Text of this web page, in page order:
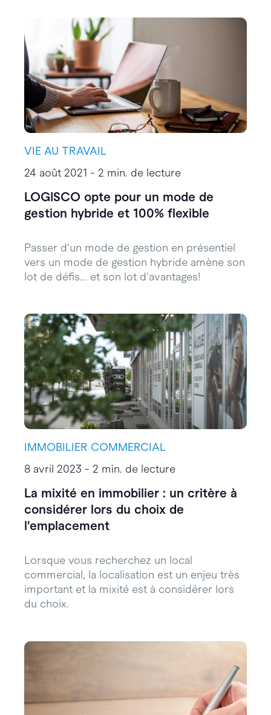
VIE AU TRAVAIL
24 août 2021 - 2 min. de lecture
LOGISCO opte pour un mode de
gestion hybride et 100% flexible
Passer d'un mode de gestion en présentiel
vers un mode de gestion hybride amène son
lot de défis... et son lot d'avantages!
IMMOBILIER COMMERCIAL
8 avril 2023 - 2 min. de lecture
La mixité en immobilier : un critère à
considérer lors du choix de
l'emplacement
Lorsque vous recherchez un local
commercial, la localisation est un enjeu très
important et la mixité est à considérer lors
du choix.